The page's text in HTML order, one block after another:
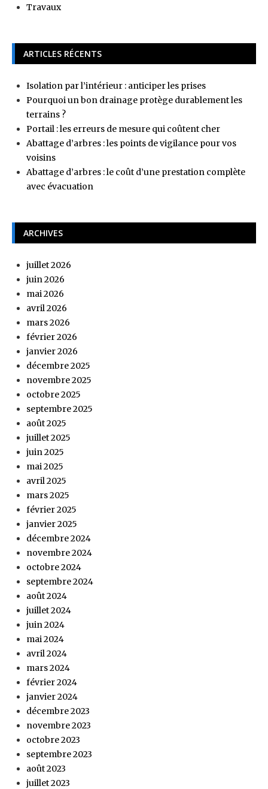
Travaux
ARTICLES RÉCENTS
Isolation par l’intérieur : anticiper les prises
Pourquoi un bon drainage protège durablement les
terrains ?
Portail : les erreurs de mesure qui coûtent cher
Abattage d’arbres : les points de vigilance pour vos
voisins
Abattage d’arbres : le coût d’une prestation complète
avec évacuation
ARCHIVES
juillet 2026
juin 2026
mai 2026
avril 2026
mars 2026
février 2026
janvier 2026
décembre 2025
novembre 2025
octobre 2025
septembre 2025
août 2025
juillet 2025
juin 2025
mai 2025
avril 2025
mars 2025
février 2025
janvier 2025
décembre 2024
novembre 2024
octobre 2024
septembre 2024
août 2024
juillet 2024
juin 2024
mai 2024
avril 2024
mars 2024
février 2024
janvier 2024
décembre 2023
novembre 2023
octobre 2023
septembre 2023
août 2023
juillet 2023